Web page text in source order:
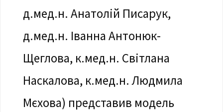
д.мед.н. Анатолій Писарук,
д.мед.н. Іванна Антонюк-
Щеглова, к.мед.н. Світлана
Наскалова, к.мед.н. Людмила
Мєхова) представив модель